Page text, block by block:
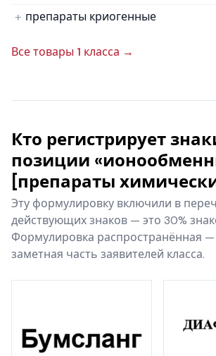
препараты криогенные
Все товары 1 класса →
Кто регистрирует
позиции
[препараты
Эту формулировку включили в
действующих знаков — это 30%
Формулировка распространённая —
заметная часть заявителей класса.